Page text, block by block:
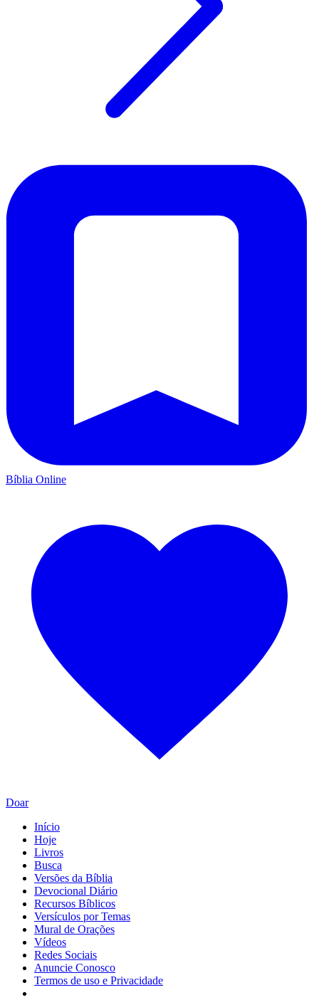
Bíblia Online
Doar
Início
Hoje
Livros
Busca
Versões da Bíblia
Devocional Diário
Recursos Bíblicos
Versículos por Temas
Mural de Orações
Vídeos
Redes Sociais
Anuncie Conosco
Termos de uso e Privacidade